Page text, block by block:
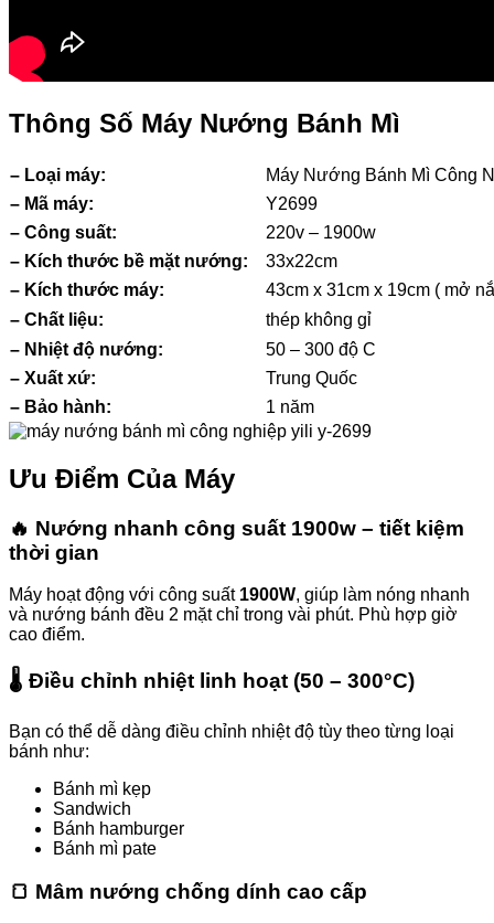
Thông Số Máy Nướng Bánh Mì
– Loại máy:
Máy Nướng Bánh Mì Công
– Mã máy:
Y2699
– Công suất:
220v – 1900w
– Kích thước bề mặt nướng:
33x22cm
– Kích thước máy:
43cm x 31cm x 19cm ( mở
– Chất liệu:
thép không gỉ
– Nhiệt độ nướng:
50 – 300 độ C
– Xuất xứ:
Trung Quốc
– Bảo hành:
1 năm
Ưu Điểm Của Máy
🔥 Nướng nhanh công suất 1900w – tiết kiệm
thời gian
Máy hoạt động với công suất 1900W, giúp làm nóng nhanh
và nướng bánh đều 2 mặt chỉ trong vài phút. Phù hợp giờ
cao điểm.
🌡️ Điều chỉnh nhiệt linh hoạt (50 – 300°C)
Bạn có thể dễ dàng điều chỉnh nhiệt độ tùy theo từng loại
bánh như:
Bánh mì kẹp
Sandwich
Bánh hamburger
Bánh mì pate
🍞 Mâm nướng chống dính cao cấp